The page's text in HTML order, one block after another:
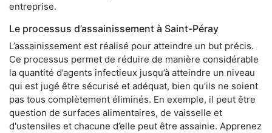
entreprise.
Le processus d’assainissement à Saint-Péray
L’assainissement est réalisé pour atteindre un but précis.
Ce processus permet de réduire de manière considérable
la quantité d’agents infectieux jusqu’à atteindre un niveau
qui est jugé être sécurisé et adéquat, bien qu’ils ne soient
pas tous complètement éliminés. En exemple, il peut être
question de surfaces alimentaires, de vaisselle et
d'ustensiles et chacune d’elle peut être assainie. Apprenez